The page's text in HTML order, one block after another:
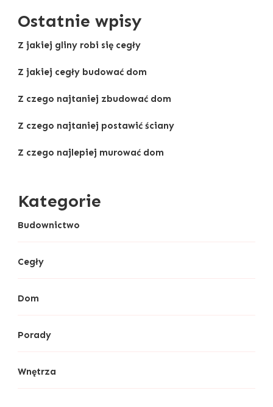
Ostatnie wpisy
Z jakiej gliny robi się cegły
Z jakiej cegły budować dom
Z czego najtaniej zbudować dom
Z czego najtaniej postawić ściany
Z czego najlepiej murować dom
Kategorie
Budownictwo
Cegły
Dom
Porady
Wnętrza